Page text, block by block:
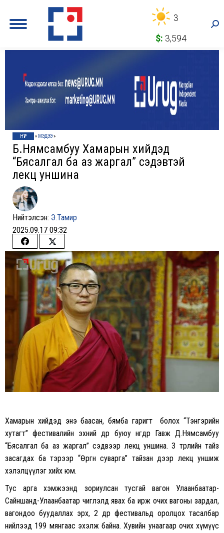
3
$: 3,594
НҮҮР » МЭДЭЭ»
Б.Нямсамбуу Хамарын хийдэд
“Бясалгал ба аз жаргал” сэдэвтэй
лекц уншина
Нийтэлсэн: Э.Тамир
2025.09.17 09:32
Share
on
Facebook
Share
on
Twitter
Хамарын хийдэд энэ баасан, бямба гаригт болох “Тэнгэрийн
хутагт” фестивалийн эхний өдөр буюу нөгөөдөр Гавж Д.Нямсамбуу
“Бясалгал ба аз жаргал” сэдвээр лекц уншина. 3 төрлийн тайз
засагдах ба тэрээр “Өргөн суварга” тайзан дээр лекц уншиж
хэлэлцүүлэг хийх юм.
Тус арга хэмжээнд зориулсан тусгай вагон Улаанбаатар-
Сайншанд-Улаанбаатар чиглэлд явах ба ирж очих вагоны зардал,
вагондоо буудаллах эрх, 2 өдөр фестивальд оролцох тасалбар
нийлээд 199 мянгаас эхэлж байна. Хувийн унаагаар очих хүмүүс